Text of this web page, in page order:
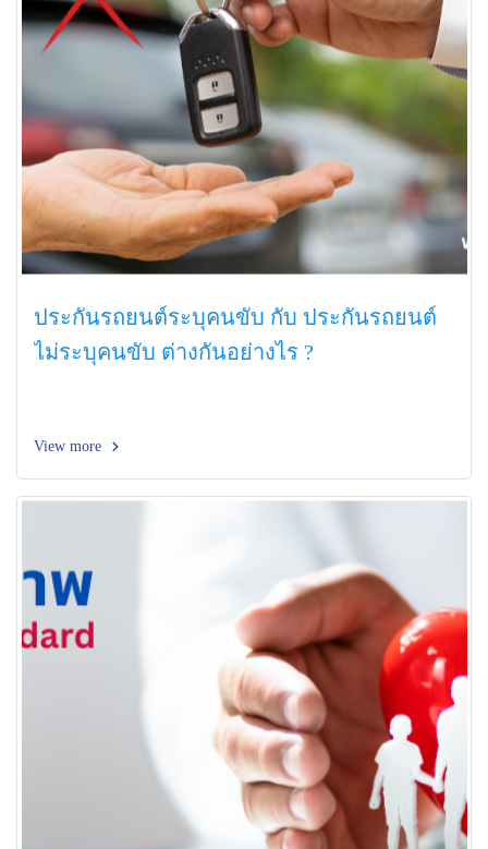
ประกันรถยนต์ระบุคนขับ กับ ประกันรถยนต์
ไม่ระบุคนขับ ต่างกันอย่างไร ?
View more